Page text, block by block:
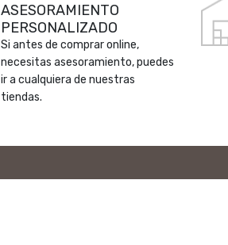
ASESORAMIENTO
PERSONALIZADO
Si antes de comprar online,
necesitas asesoramiento, puedes
ir a cualquiera de nuestras
tiendas.